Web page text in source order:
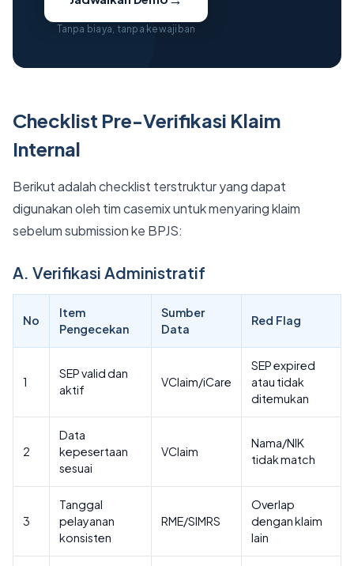
Tanpa biaya, tanpa kewajiban
Checklist Pre-Verifikasi Klaim
Internal
Berikut adalah checklist terstruktur yang dapat
digunakan oleh tim casemix untuk menyaring klaim
sebelum submission ke BPJS:
A. Verifikasi Administratif
No
Item
Pengecekan
Sumber
Data
Red Flag
1
SEP valid dan
aktif
VClaim/iCare
SEP expired
atau tidak
ditemukan
2
Data
kepesertaan
sesuai
VClaim
Nama/NIK
tidak match
3
Tanggal
pelayanan
konsisten
RME/SIMRS
Overlap
dengan klaim
lain